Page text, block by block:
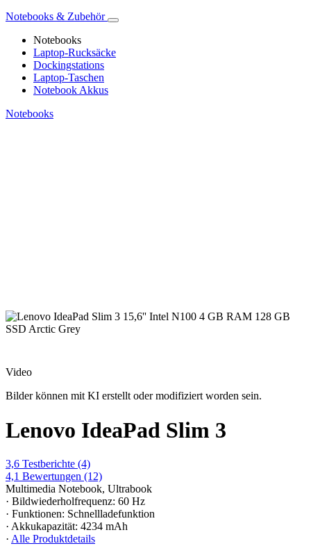
Notebooks & Zubehör
Notebooks
Laptop-Rucksäcke
Dockingstations
Laptop-Taschen
Notebook Akkus
Notebooks
Video
Bilder können mit KI erstellt oder modifiziert worden sein.
Lenovo IdeaPad Slim 3
3,6 Testberichte (4)
4,1 Bewertungen (12)
Multimedia Notebook, Ultrabook
· Bildwiederholfrequenz: 60 Hz
· Funktionen: Schnellladefunktion
· Akkukapazität: 4234 mAh
· Alle Produktdetails